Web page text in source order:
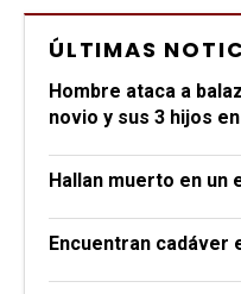
ÚLTIMAS
Hombre ataca a
novio y sus 3 hijos
Hallan muerto en
Encuentran cadáver